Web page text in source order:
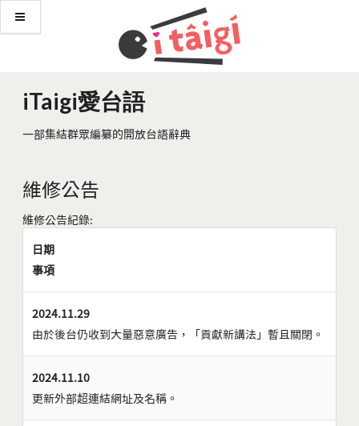
iTaigi愛台語
一部集結群眾編纂的開放台語辭典
維修公告
維修公告紀錄:
日期
事項
2024.11.29
由於後台仍收到大量惡意廣告，「貢獻新講法」暫且關閉。
2024.11.10
更新外部超連結網址及名稱。